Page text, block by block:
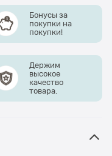
Бонусы за
покупки на
покупки!
Держим
высокое
качество
товара.